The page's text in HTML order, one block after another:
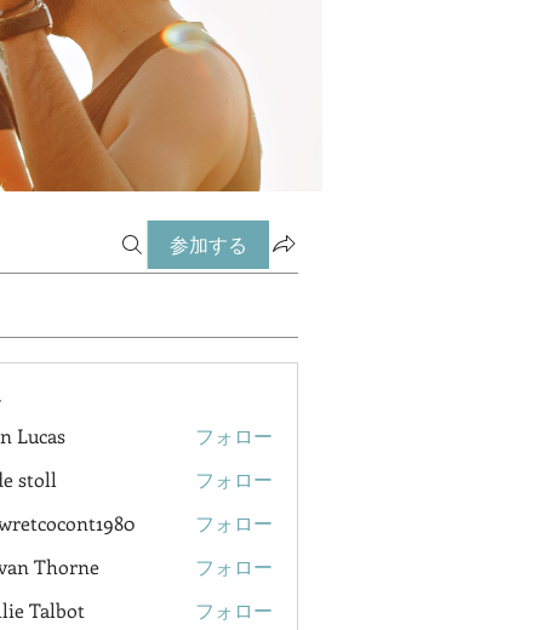
参加する
Lucas
フォロー
stoll
フォロー
フォロー
Thorne
フォロー
Talbot
フォロー